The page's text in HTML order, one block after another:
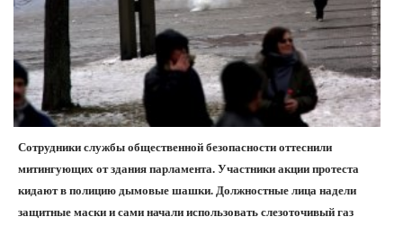
Сотрудники службы общественной безопасности оттеснили
митингующих от здания парламента. Участники акции протеста
кидают в полицию дымовые шашки. Должностные лица надели
защитные маски и сами начали использовать слезоточивый газ